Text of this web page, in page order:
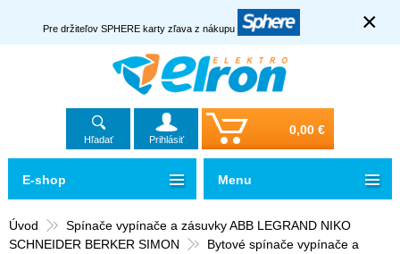
Pre držiteľov SPHERE karty zľava z nákupu ×
Hľadať Prihlásiť
0,00 €
Úvod
Spínače vypínače a zásuvky ABB LEGRAND NIKO
SCHNEIDER BERKER SIMON
Bytové spínače vypínače a
E-shop Menu